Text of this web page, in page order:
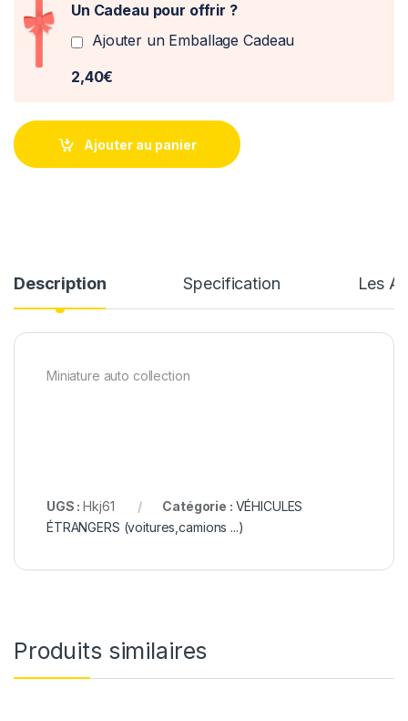
Un Cadeau pour offrir ?
Ajouter un Emballage Cadeau
2,40€
Ajouter au panier
Description Specification Les
Miniature auto collection
UGS :Hkj61 Catégorie : VÉHICULES
ÉTRANGERS (voitures,camions ...)
Produits similaires